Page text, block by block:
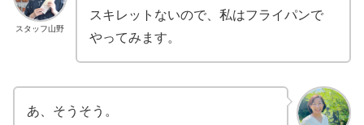
スタッフ山野
スキレットないので、私はフライパンで
やってみます。
あ、そうそう。